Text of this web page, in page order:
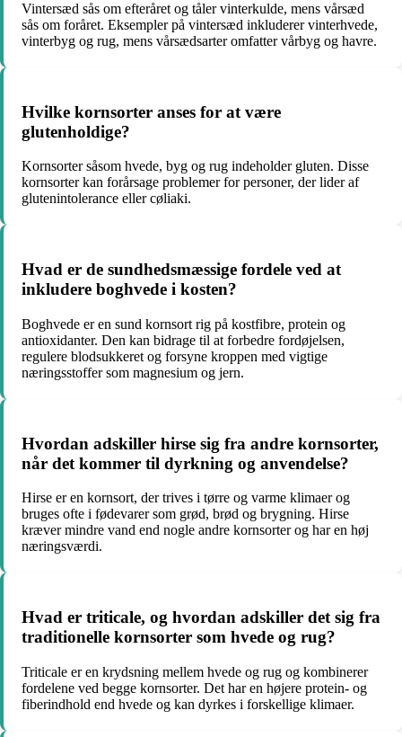
Vintersæd sås om efteråret og tåler vinterkulde, mens vårsæd
sås om foråret. Eksempler på vintersæd inkluderer vinterhvede,
vinterbyg og rug, mens vårsædsarter omfatter vårbyg og havre.
Hvilke kornsorter anses for at være
glutenholdige?
Kornsorter såsom hvede, byg og rug indeholder gluten. Disse
kornsorter kan forårsage problemer for personer, der lider af
glutenintolerance eller cøliaki.
Hvad er de sundhedsmæssige fordele ved at
inkludere boghvede i kosten?
Boghvede er en sund kornsort rig på kostfibre, protein og
antioxidanter. Den kan bidrage til at forbedre fordøjelsen,
regulere blodsukkeret og forsyne kroppen med vigtige
næringsstoffer som magnesium og jern.
Hvordan adskiller hirse sig fra andre kornsorter,
når det kommer til dyrkning og anvendelse?
Hirse er en kornsort, der trives i tørre og varme klimaer og
bruges ofte i fødevarer som grød, brød og brygning. Hirse
kræver mindre vand end nogle andre kornsorter og har en høj
næringsværdi.
Hvad er triticale, og hvordan adskiller det sig fra
traditionelle kornsorter som hvede og rug?
Triticale er en krydsning mellem hvede og rug og kombinerer
fordelene ved begge kornsorter. Det har en højere protein- og
fiberindhold end hvede og kan dyrkes i forskellige klimaer.